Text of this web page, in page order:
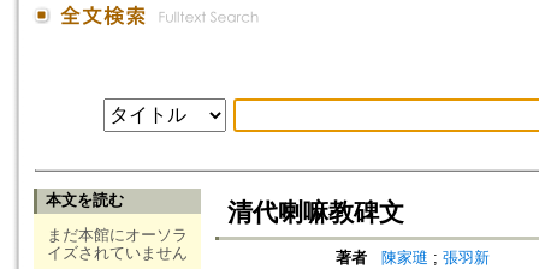
本文を読む
まだ本館にオーソラ
イズされていません
清代喇嘛教碑文
著者 陳家璡 ; 張羽新